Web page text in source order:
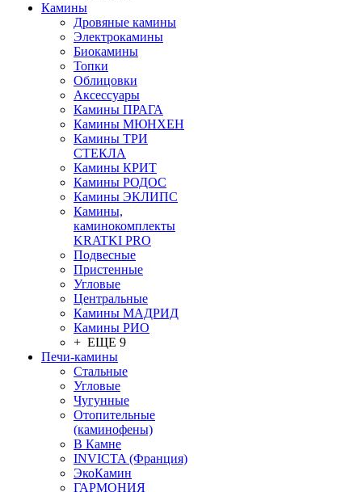
Камины
Дровяные камины
Электрокамины
Биокамины
Топки
Облицовки
Аксессуары
Камины ПРАГА
Камины МЮНХЕН
Камины ТРИ
СТЕКЛА
Камины КРИТ
Камины РОДОС
Камины ЭКЛИПС
Камины,
каминокомплекты
KRATKI PRO
Подвесные
Пристенные
Угловые
Центральные
Камины МАДРИД
Камины РИО
+ ЕЩЕ 9
Печи-камины
Стальные
Угловые
Чугунные
Отопительные
(каминофены)
В Камне
INVICTA (Франция)
ЭкоКамин
ГАРМОНИЯ